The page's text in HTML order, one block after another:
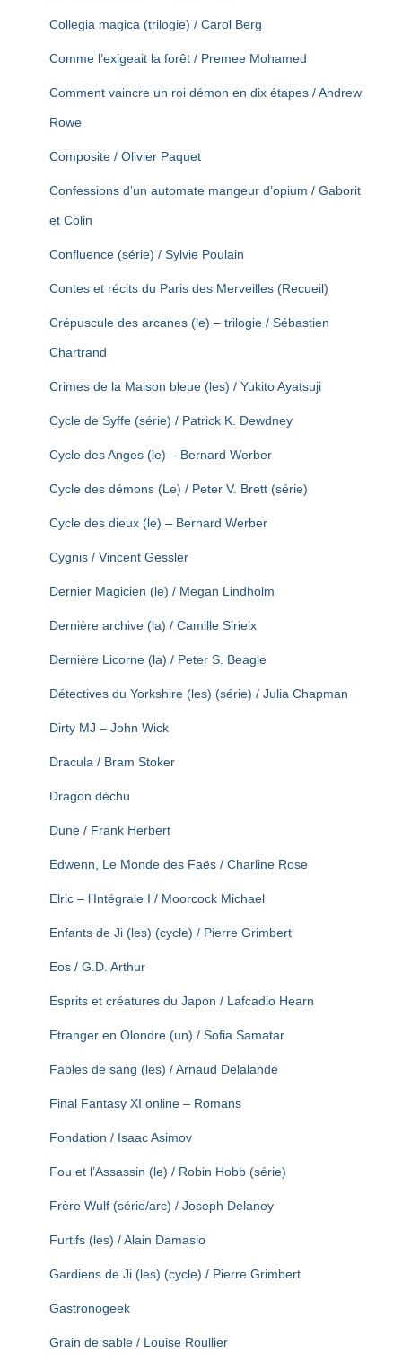
Collegia magica (trilogie) / Carol Berg
Comme l’exigeait la forêt / Premee Mohamed
Comment vaincre un roi démon en dix étapes / Andrew
Rowe
Composite / Olivier Paquet
Confessions d’un automate mangeur d’opium / Gaborit
et Colin
Confluence (série) / Sylvie Poulain
Contes et récits du Paris des Merveilles (Recueil)
Crépuscule des arcanes (le) – trilogie / Sébastien
Chartrand
Crimes de la Maison bleue (les) / Yukito Ayatsuji
Cycle de Syffe (série) / Patrick K. Dewdney
Cycle des Anges (le) – Bernard Werber
Cycle des démons (Le) / Peter V. Brett (série)
Cycle des dieux (le) – Bernard Werber
Cygnis / Vincent Gessler
Dernier Magicien (le) / Megan Lindholm
Dernière archive (la) / Camille Sirieix
Dernière Licorne (la) / Peter S. Beagle
Détectives du Yorkshire (les) (série) / Julia Chapman
Dirty MJ – John Wick
Dracula / Bram Stoker
Dragon déchu
Dune / Frank Herbert
Edwenn, Le Monde des Faës / Charline Rose
Elric – l’Intégrale I / Moorcock Michael
Enfants de Ji (les) (cycle) / Pierre Grimbert
Eos / G.D. Arthur
Esprits et créatures du Japon / Lafcadio Hearn
Etranger en Olondre (un) / Sofia Samatar
Fables de sang (les) / Arnaud Delalande
Final Fantasy XI online – Romans
Fondation / Isaac Asimov
Fou et l’Assassin (le) / Robin Hobb (série)
Frère Wulf (série/arc) / Joseph Delaney
Furtifs (les) / Alain Damasio
Gardiens de Ji (les) (cycle) / Pierre Grimbert
Gastronogeek
Grain de sable / Louise Roullier